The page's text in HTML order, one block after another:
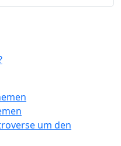
um den